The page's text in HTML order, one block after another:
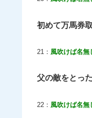
初めて万馬券
21： 風吹けば名無
父の敵をとっ
22： 風吹けば名無